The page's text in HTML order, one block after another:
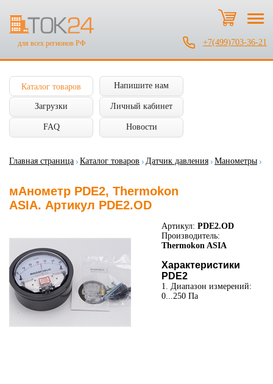
для всех регионов РФ +7(499)703-36-21
Каталог товаров Напишите нам
Загрузки Личный кабинет
FAQ Новости
Главная страница Каталог товаров Датчик давления Манометры
мАнометр PDE2, Thermokon
ASIA. Артикул PDE2.OD
Артикул: PDE2.OD
Производитель:
Thermokon ASIA
Характеристики
PDE2
1. Диапазон измерений:
0...250 Па